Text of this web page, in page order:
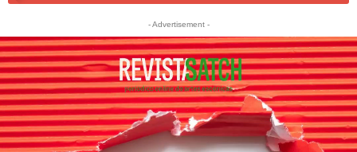
- Advertisement -